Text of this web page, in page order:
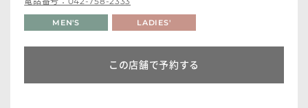
MEN'S LADIES'
この店舗で予約する